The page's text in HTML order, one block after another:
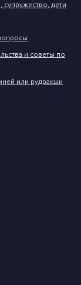
дети
и советы по
или рудракши